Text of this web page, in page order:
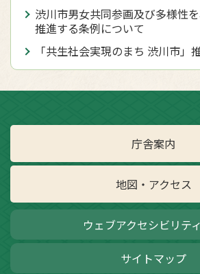
渋川市男女共同参画及び多様性
推進する条例について
「共生社会実現のまち 渋川市」
庁舎案内
地図・アクセス
ウェブアクセシビリテ
サイトマップ